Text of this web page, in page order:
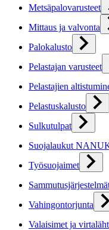
Metsäpalovarusteet
Mittaus ja valvonta
Palokalusto
Pelastajan varusteet
Pelastajien
Pelastuskalusto
Sulkutulpat
Suojalaukut
Työsuojaimet
Vahingontorjunta
Valaisimet ja